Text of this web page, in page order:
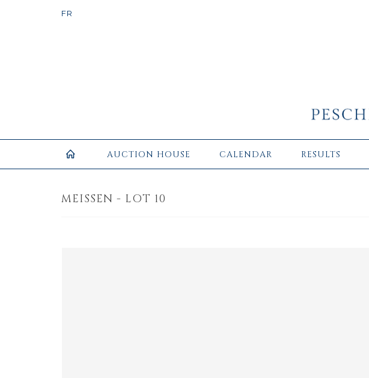
AUCTION HOUSE CALENDAR RESULTS
MEISSEN - LOT 10